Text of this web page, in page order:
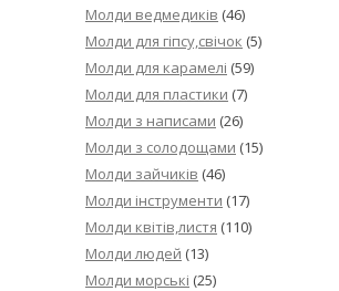
Молди ведмедиків (46)
Молди для гіпсу,свічок (5)
Молди для карамелі (59)
Молди для пластики (7)
Молди з написами (26)
Молди з солодощами (15)
Молди зайчиків (46)
Молди інструменти (17)
Молди квітів,листя (110)
Молди людей (13)
Молди морські (25)